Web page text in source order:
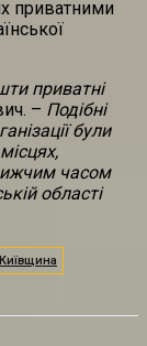
приватними
приватні
– Подібні
були
часом
області
Київщина